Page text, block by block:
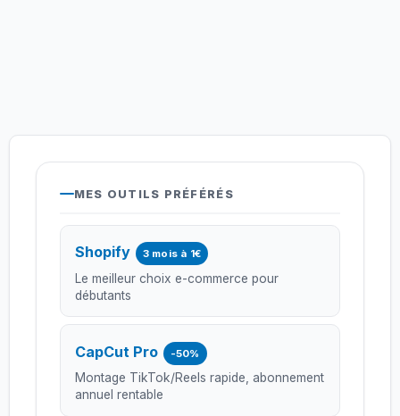
MES OUTILS PRÉFÉRÉS
Shopify 3 mois à 1€
Le meilleur choix e-commerce pour
débutants
CapCut Pro -50%
Montage TikTok/Reels rapide, abonnement
annuel rentable